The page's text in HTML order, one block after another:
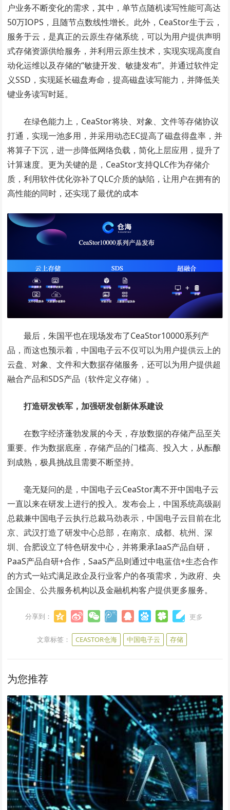
户业务不断变化的需求，其中，单节点随机读写性能可高达
50万IOPS，且随节点数线性增长。此外，CeaStor生于云，
服务于云，是真正的云原生存储系统，可以为用户提供声明
式存储资源供给服务，并利用云原生技术，实现实现高度自
动化运维以及存储的“敏捷开发、敏捷发布”。并通过软件定
义SSD，实现延长磁盘寿命，提高磁盘读写能力，并降低关
键业务读写时延。
在绿色能力上，CeaStor将块、对象、文件等存储协议
打通，实现一池多用，并采用动态EC提高了磁盘得盘率，并
将算子下沉，进一步降低网络负载，简化上层应用，提升了
计算速度。更为关键的是，CeaStor支持QLC作为存储介
质，利用软件优化弥补了QLC介质的缺陷，让用户在拥有的
高性能的同时，还实现了最优的成本
最后，朱国平也在现场发布了CeaStor10000系列产
品，而这也预示着，中国电子云不仅可以为用户提供云上的
云盘、对象、文件和大数据存储服务，还可以为用户提供超
融合产品和SDS产品（软件定义存储）。
打造研发铁军，加强研发创新体系建设
在数字经济蓬勃发展的今天，存放数据的存储产品至关
重要。作为数据底座，存储产品的门槛高、投入大，从酝酿
到成熟，极具挑战且需要不断坚持。
毫无疑问的是，中国电子云CeaStor离不开中国电子云
一直以来在研发上进行的投入。发布会上，中国系统高级副
总裁兼中国电子云执行总裁马劲表示，中国电子云目前在北
京、武汉打造了研发中心总部，在南京、成都、杭州、深
圳、合肥设立了特色研发中心，并将秉承IaaS产品自研，
PaaS产品自研+合作，SaaS产品则通过中电蓝信+生态合作
的方式一站式满足政企及行业客户的各项需求，为政府、央
企国企、公共服务机构以及金融机构客户提供更多服务。
分享到： 更多
文章标签： CEASTOR仓海 中国电子云 存储
为您推荐